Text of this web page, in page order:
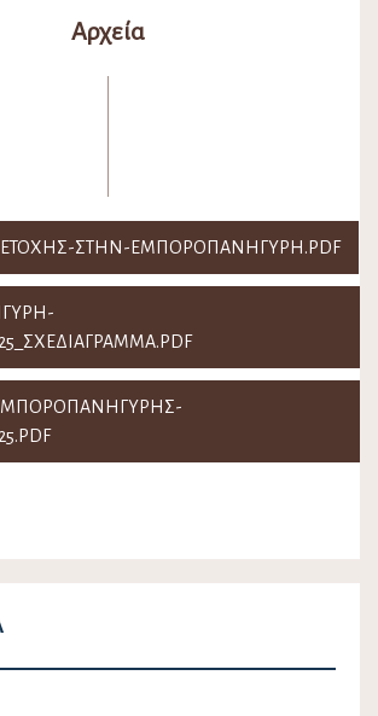
Αρχεία
ΣΤΗΝ-ΕΜΠΟΡΟΠΑΝΗΓΥΡΗ.PDF